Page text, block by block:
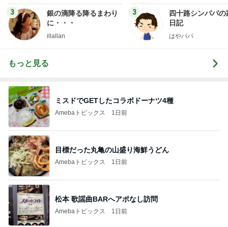
3
銀の滴降る降るまわり
に・・・
illallan
3
四十路シンパパの
日記
はやパパ
もっと見る
ミスドでGETしたコラボドーナツ4種
Amebaトピックス 1日前
目標だった丸亀の山盛り海鮮うどん
Amebaトピックス 1日前
松本 歌謡曲BARへアポなし訪問
Amebaトピックス 1日前